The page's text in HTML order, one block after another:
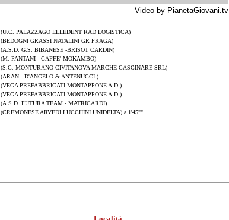
Video by PianetaGiovani.tv
(U.C. PALAZZAGO ELLEDENT RAD LOGISTICA)
(BEDOGNI GRASSI NATALINI GR PRAGA)
(A.S.D. G.S. BIBANESE -BRISOT CARDIN)
(M. PANTANI - CAFFE' MOKAMBO)
(S.C. MONTURANO CIVITANOVA MARCHE CASCINARE SRL)
(ARAN - D'ANGELO & ANTENUCCI )
(VEGA PREFABBRICATI MONTAPPONE A.D.)
(VEGA PREFABBRICATI MONTAPPONE A.D.)
(A.S.D. FUTURA TEAM - MATRICARDI)
(CREMONESE ARVEDI LUCCHINI UNIDELTA) a 1'45""